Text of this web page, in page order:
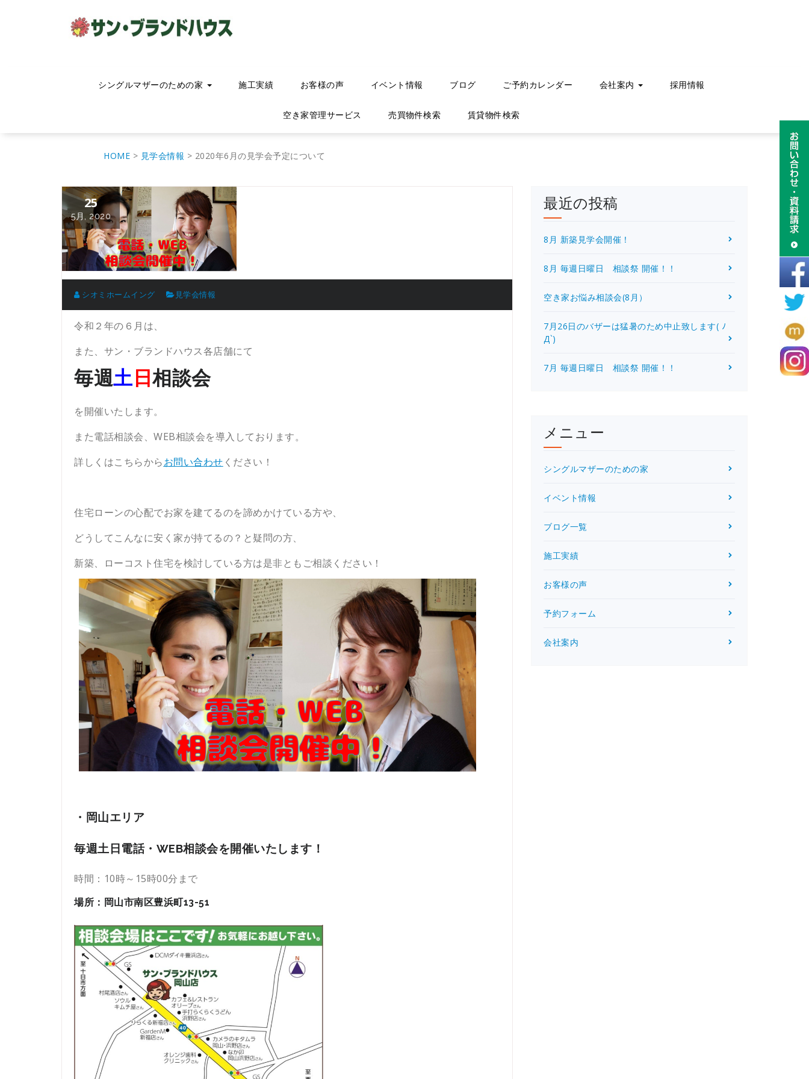
シングルマザーのための家 施工実績 お客様の声 イベント情報 ブログ ご予約カレンダー 会社案内 採用情報
空き家管理サービス 売買物件検索 賃貸物件検索
HOME > 見学会情報 > 2020年6月の見学会予定について
25
5月, 2020
シオミホームイング 見学会情報
令和２年の６ 月は、
また、サン・ブランドハウス各店舗にて
毎週土 日 相談会
を開催いたします。
また電話相談会、WEB相談会を導入しております。
詳しくはこちらからお問い合わせ ください！
住宅ローンの心配でお家を建てるのを諦めかけている方や、
どうしてこんなに安く家が持てるの？と疑問の方、
新築、ローコスト住宅を検討している方は是非ともご相談ください！
・岡山エリア
毎週土日電話・WEB相談会を開催いたします！
時間：10時～15時00分まで
場所：岡山市南区豊浜町13-51
最近の投稿
8月 新築見学会開催！
8月 毎週日曜日 相談祭 開催！！
空き家お悩み相談会(8月）
7月26日のバザーは猛暑のため中止致します( ﾉ
Д`)
7月 毎週日曜日 相談祭 開催！！
メニュー
シングルマザーのための家
イベント情報
ブログ一覧
施工実績
お客様の声
予約フォーム
会社案内